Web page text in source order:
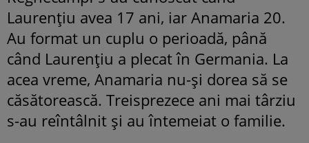
Laurențiu avea 17 ani, iar Anamaria 20.
Au format un cuplu o perioadă, până
când Laurențiu a plecat în Germania. La
acea vreme, Anamaria nu-și dorea să se
căsătorească. Treisprezece ani mai târziu
s-au reîntâlnit și au întemeiat o familie.